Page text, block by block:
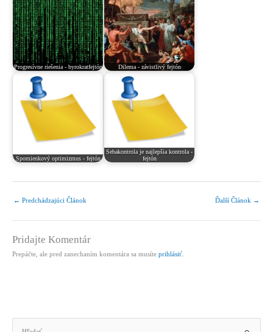
Progresívne riešenia - byrokratfejtón Dilema - závistlivý fejtón
Spomienkový optimizmus - fejtón
Sebakontrola je najlepšia kontrola -
fejtón
← Predchádzajúci Článok Ďalší Článok →
Pridajte Komentár
Prepáčte, ale pred zanechaním komentára sa musíte prihlásiť